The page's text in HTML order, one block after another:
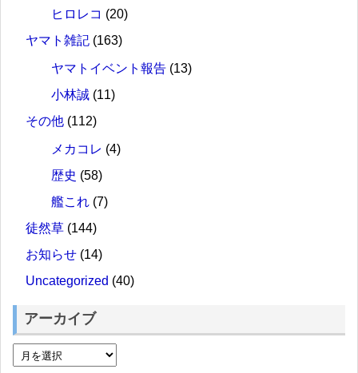
ヒロレコ (20)
ヤマト雑記 (163)
ヤマトイベント報告 (13)
小林誠 (11)
その他 (112)
メカコレ (4)
歴史 (58)
艦これ (7)
徒然草 (144)
お知らせ (14)
Uncategorized (40)
アーカイブ